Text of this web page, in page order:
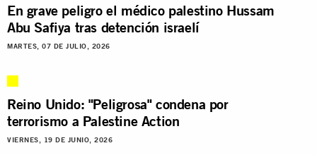
En grave peligro el médico palestino Hussam
Abu Safiya tras detención israelí
MARTES, 07 DE JULIO, 2026
Reino Unido: "Peligrosa" condena por
terrorismo a Palestine Action
VIERNES, 19 DE JUNIO, 2026